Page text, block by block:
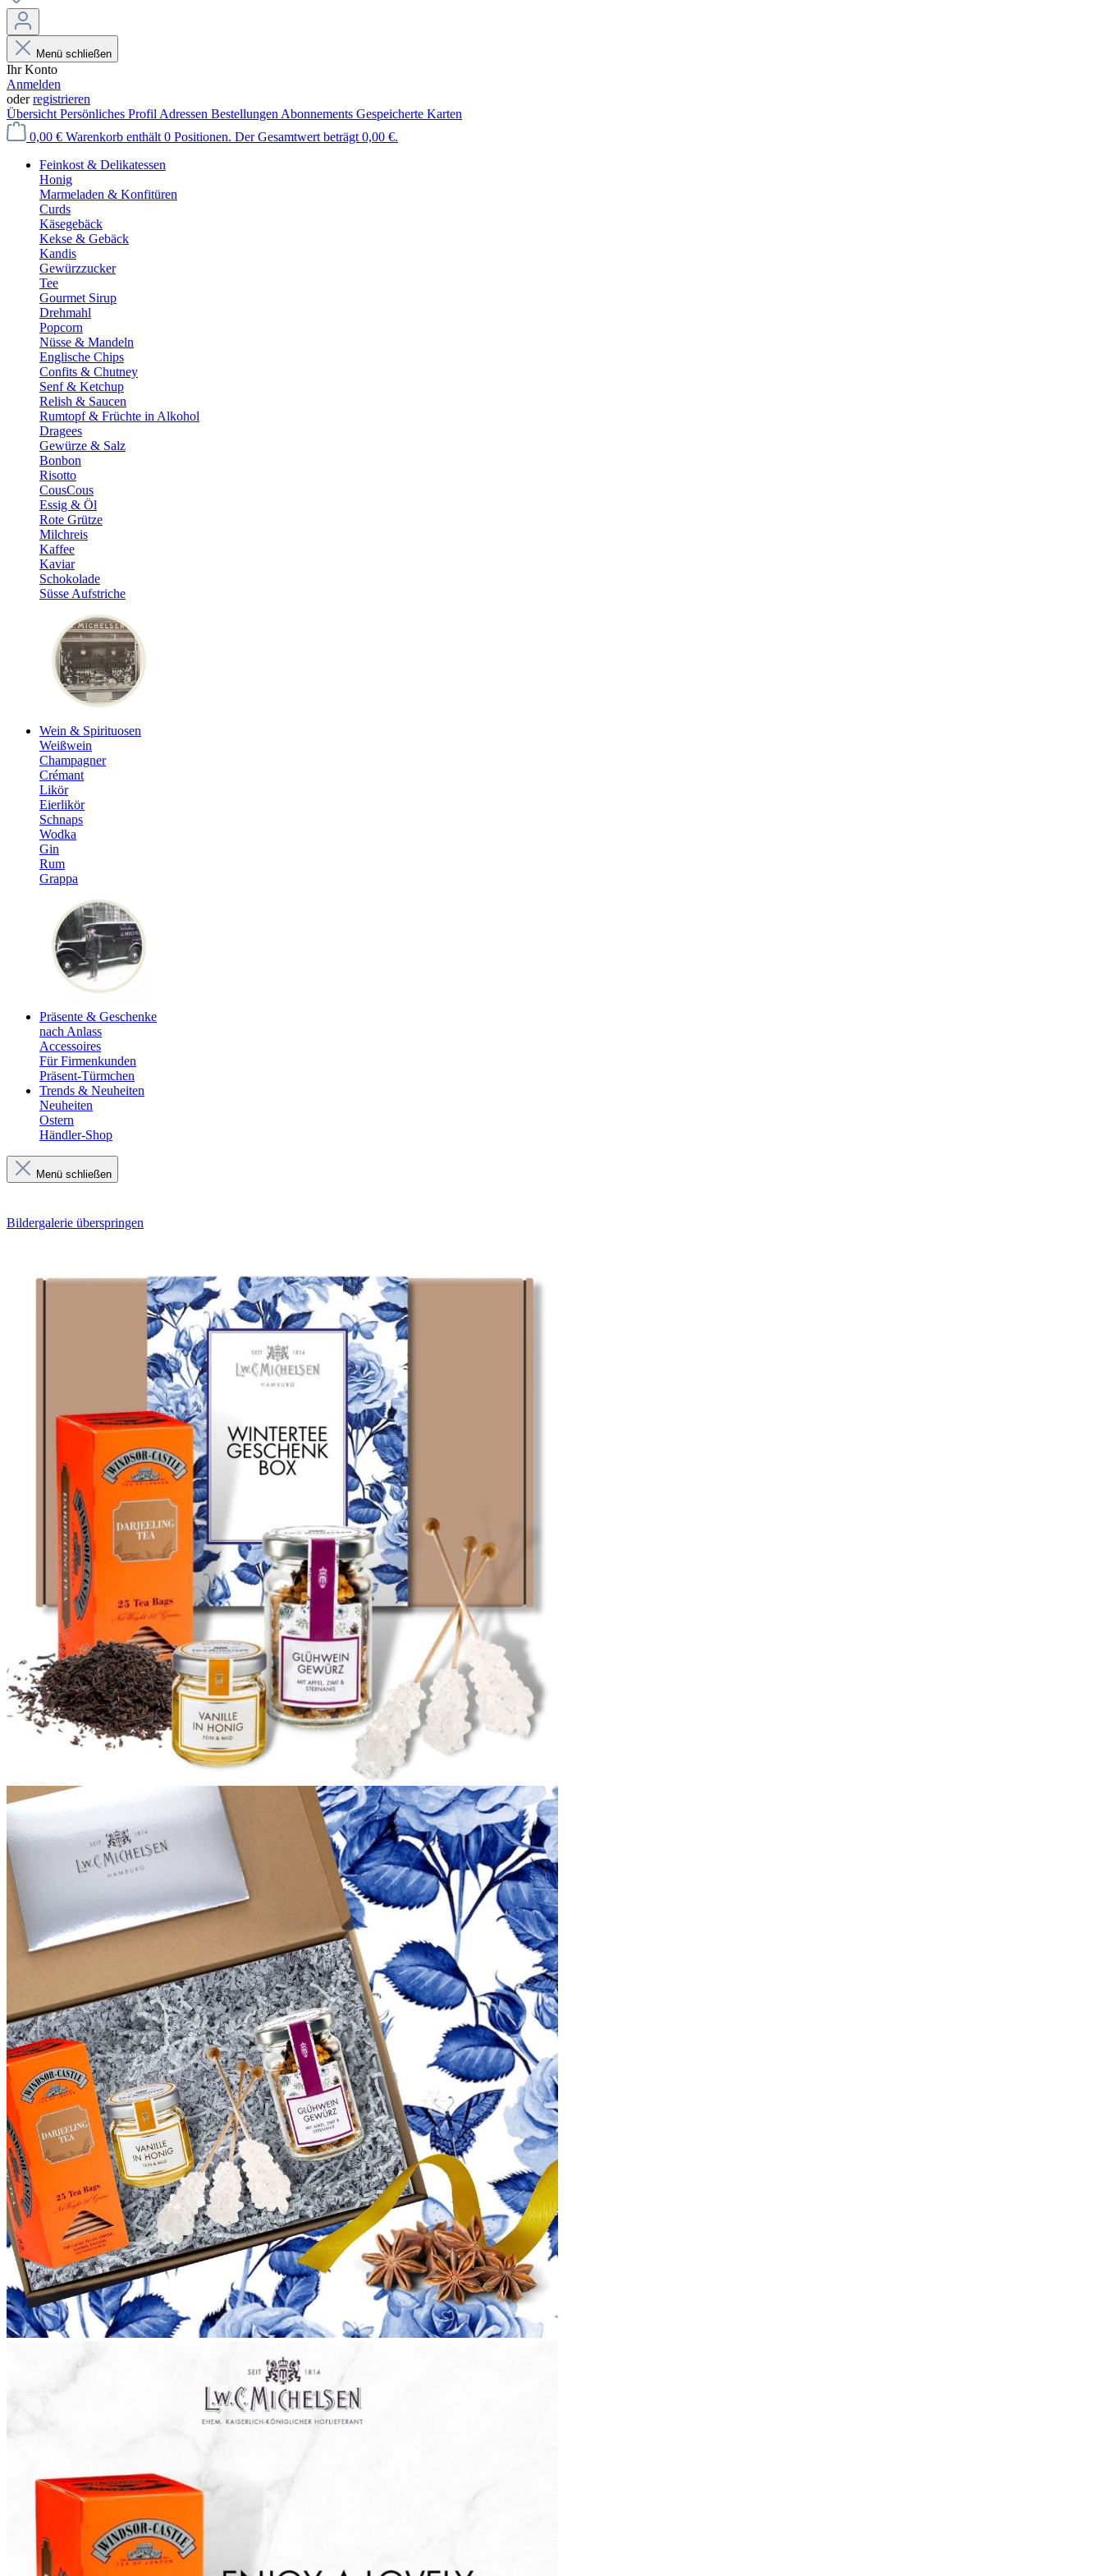
Menü schließen
Ihr Konto
Anmelden
oderregistrieren
Übersicht Persönliches Profil Adressen Bestellungen Abonnements Gespeicherte Karten
0,00 € Warenkorb enthält 0 Positionen. Der Gesamtwert beträgt 0,00 €.
Feinkost & Delikatessen
Honig
Marmeladen & Konfitüren
Curds
Käsegebäck
Kekse & Gebäck
Kandis
Gewürzzucker
Tee
Gourmet Sirup
Drehmahl
Popcorn
Nüsse & Mandeln
Englische Chips
Confits & Chutney
Senf & Ketchup
Relish & Saucen
Rumtopf & Früchte in Alkohol
Dragees
Gewürze & Salz
Bonbon
Risotto
CousCous
Essig & Öl
Rote Grütze
Milchreis
Kaffee
Kaviar
Schokolade
Süsse Aufstriche
Wein & Spirituosen
Weißwein
Champagner
Crémant
Likör
Eierlikör
Schnaps
Wodka
Gin
Rum
Grappa
Präsente & Geschenke
nach Anlass
Accessoires
Für Firmenkunden
Präsent-Türmchen
Trends & Neuheiten
Neuheiten
Ostern
Händler-Shop
Menü schließen
Bildergalerie überspringen